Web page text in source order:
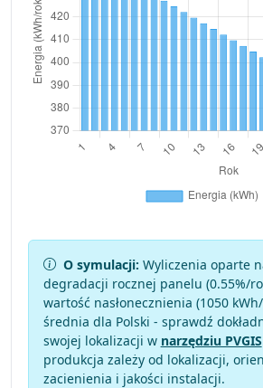
O symulacji: Wyliczenia oparte
degradacji rocznej panelu (0.55%/
wartość nasłonecznienia (1050
średnia dla Polski - sprawdź
swojej lokalizacji w narzędziu PVGIS
produkcja zależy od lokalizacji,
zacienienia i jakości instalacji.